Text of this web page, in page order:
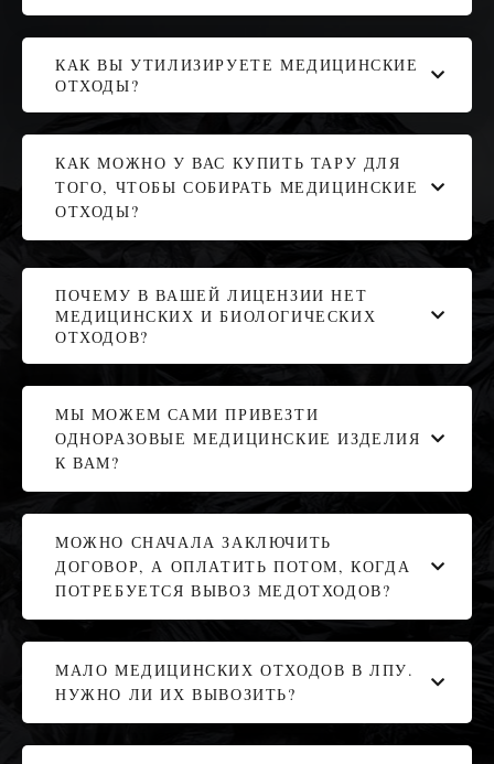
КАК ВЫ УТИЛИЗИРУЕТЕ МЕДИЦИНСКИЕ
ОТХОДЫ?
КАК МОЖНО У ВАС КУПИТЬ ТАРУ ДЛЯ
ТОГО, ЧТОБЫ СОБИРАТЬ МЕДИЦИНСКИЕ
ОТХОДЫ?
ПОЧЕМУ В ВАШЕЙ ЛИЦЕНЗИИ НЕТ
МЕДИЦИНСКИХ И БИОЛОГИЧЕСКИХ
ОТХОДОВ?
МЫ МОЖЕМ САМИ ПРИВЕЗТИ
ОДНОРАЗОВЫЕ МЕДИЦИНСКИЕ ИЗДЕЛИЯ
К ВАМ?
МОЖНО СНАЧАЛА ЗАКЛЮЧИТЬ
ДОГОВОР, А ОПЛАТИТЬ ПОТОМ, КОГДА
ПОТРЕБУЕТСЯ ВЫВОЗ МЕДОТХОДОВ?
МАЛО МЕДИЦИНСКИХ ОТХОДОВ В ЛПУ.
НУЖНО ЛИ ИХ ВЫВОЗИТЬ?